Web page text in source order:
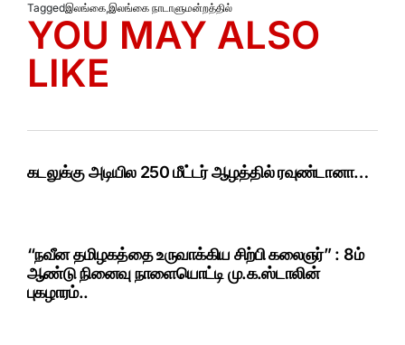
Taggedஇலங்கை,இலங்கை நாடாளுமன்றத்தில்
YOU MAY ALSO
LIKE
கடலுக்கு அடியில 250 மீட்டர் ஆழத்தில் ரவுண்டானா…
“நவீன தமிழகத்தை உருவாக்கிய சிற்பி கலைஞர்” : 8ம்
ஆண்டு நினைவு நாளையொட்டி மு.க.ஸ்டாலின்
புகழாரம்..